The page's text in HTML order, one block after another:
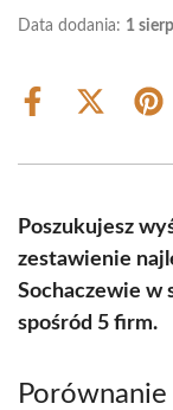
Data dodania: 1
Share
Share
(Twitter)
Poszukujesz
zestawienie
Sochaczewie w
spośród 5 firm.